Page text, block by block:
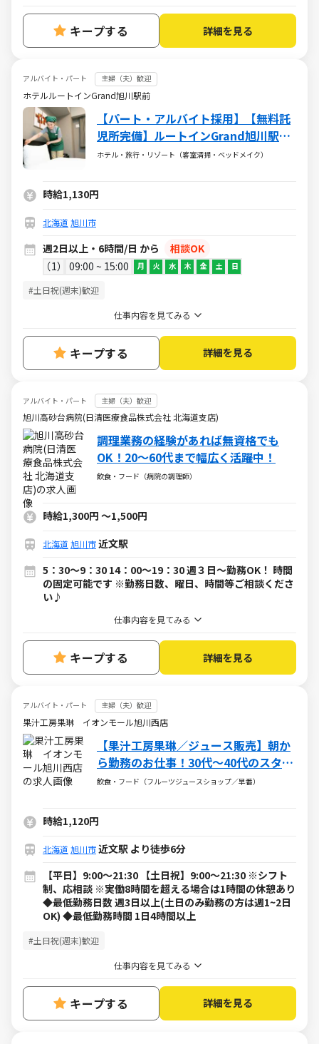
キープする 詳細を見る
アルバイト・パート 主婦（夫）歓迎
ホテルルートインGrand旭川駅前
【パート・アルバイト採用】【無料託
児所完備】ルートインGrand旭川駅
前 客室清掃のお仕事
ホテル・旅行・リゾート（客室清掃・ベッドメイク）
時給1,130円
北海道 旭川市
週2日以上・6時間/日 から
相談OK
1
09:00 ~ 15:00 月 火 水 木 金 土 日
#土日祝(週末)歓迎
仕事内容を見てみる
キープする 詳細を見る
アルバイト・パート 主婦（夫）歓迎
旭川高砂台病院(日清医療食品株式会社 北海道支店)
調理業務の経験があれば無資格でも
OK！20～60代まで幅広く活躍中！
飲食・フード（病院の調理師）
時給1,300円 ～1,500円
北海道 旭川市近文駅
5：30～9：30 14：00～19：30 週３日～勤務OK！ 時間
の固定可能です ※勤務日数、曜日、時間等ご相談くださ
い♪
仕事内容を見てみる
キープする 詳細を見る
アルバイト・パート 主婦（夫）歓迎
果汁工房果琳 イオンモール旭川西店
【果汁工房果琳／ジュース販売】朝か
ら勤務のお仕事！30代～40代のスタッ
フ多数活躍中♪
飲食・フード（フルーツジュースショップ／早番）
時給1,120円
北海道 旭川市近文駅 より徒歩6分
【平日】9:00～21:30 【土日祝】9:00～21:30 ※シフト
制、応相談 ※実働8時間を超える場合は1時間の休憩あり
◆最低勤務日数 週3日以上(土日のみ勤務の方は週1~2日
OK) ◆最低勤務時間 1日4時間以上
#土日祝(週末)歓迎
仕事内容を見てみる
キープする 詳細を見る